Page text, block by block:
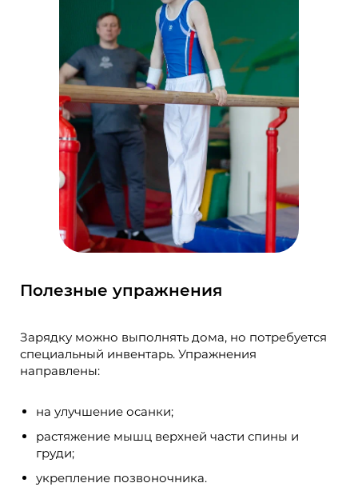
Полезные упражнения
Зарядку можно выполнять дома, но потребуется
специальный инвентарь. Упражнения
направлены:
на улучшение осанки;
растяжение мышц верхней части спины и
груди;
укрепление позвоночника.